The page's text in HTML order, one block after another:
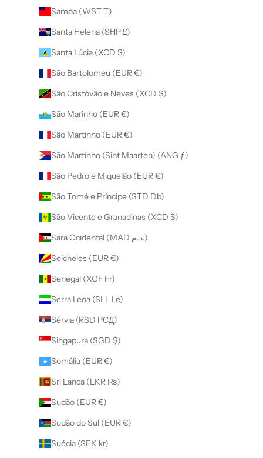
Samoa (WST T)
Santa Helena (SHP £)
Santa Lúcia (XCD $)
São Bartolomeu (EUR €)
São Cristóvão e Neves (XCD $)
São Marinho (EUR €)
São Martinho (EUR €)
São Martinho (Sint Maarten) (ANG ƒ)
São Pedro e Miquelão (EUR €)
São Tomé e Príncipe (STD Db)
São Vicente e Granadinas (XCD $)
Sara Ocidental (MAD د.م.)
Seicheles (EUR €)
Senegal (XOF Fr)
Serra Leoa (SLL Le)
Sérvia (RSD РСД)
Singapura (SGD $)
Somália (EUR €)
Sri Lanca (LKR ₨)
Sudão (EUR €)
Sudão do Sul (EUR €)
Suécia (SEK kr)